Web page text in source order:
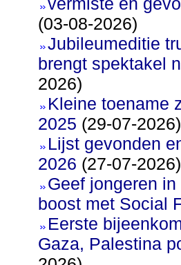
(03-08-2026)
Jubileumeditie
brengt spektakel
2026)
Kleine toename
2025 (29-07-2026)
Lijst gevonden
2026 (27-07-2026)
Geef jongeren
boost met Social
Eerste
Gaza, Palestina